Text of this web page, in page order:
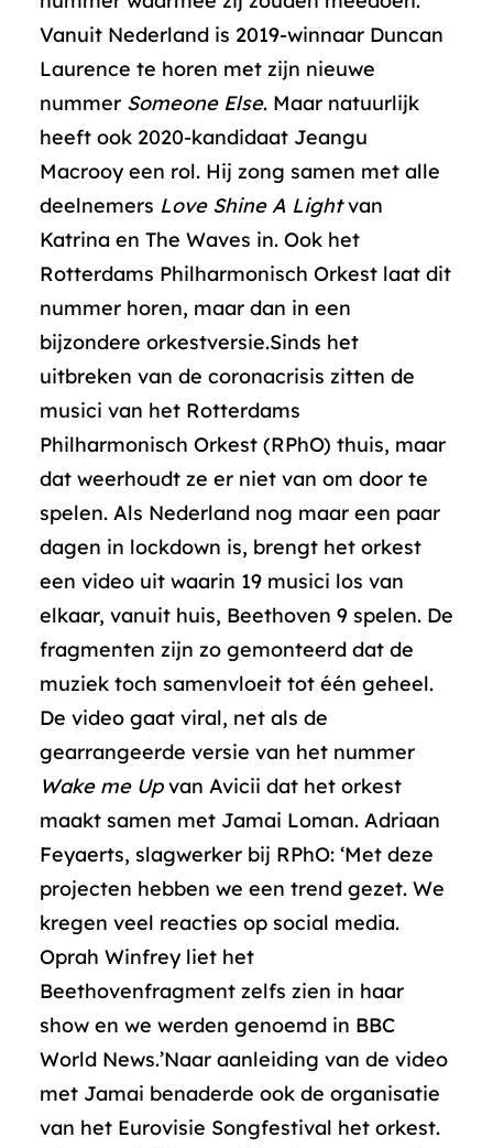
Vanuit Nederland is 2019-winnaar Duncan
Laurence te horen met zijn nieuwe
nummer Someone Else. Maar natuurlijk
heeft ook 2020-kandidaat Jeangu
Macrooy een rol. Hij zong samen met alle
deelnemers Love Shine A Lightvan
Katrina en The Waves in. Ook het
Rotterdams Philharmonisch Orkest laat dit
nummer horen, maar dan in een
bijzondere orkestversie.Sinds het
uitbreken van de coronacrisis zitten de
musici van het Rotterdams
Philharmonisch Orkest (RPhO) thuis, maar
dat weerhoudt ze er niet van om door te
spelen. Als Nederland nog maar een paar
dagen in lockdown is, brengt het orkest
een video uit waarin 19 musici los van
elkaar, vanuit huis, Beethoven 9 spelen. De
fragmenten zijn zo gemonteerd dat de
muziek toch samenvloeit tot één geheel.
De video gaat viral, net als de
gearrangeerde versie van het nummer
Wake me Upvan Avicii dat het orkest
maakt samen met Jamai Loman. Adriaan
Feyaerts, slagwerker bij RPhO: ‘Met deze
projecten hebben we een trend gezet. We
kregen veel reacties op social media.
Oprah Winfrey liet het
Beethovenfragment zelfs zien in haar
show en we werden genoemd in BBC
World News.’Naar aanleiding van de video
met Jamai benaderde ook de organisatie
van het Eurovisie Songfestival het orkest.